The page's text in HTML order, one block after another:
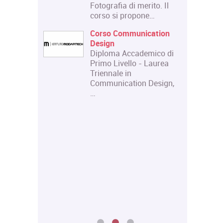
Fotografia di merito. Il
corso si propone…
Corso Communication
Design
Diploma Accademico di
Primo Livello - Laurea
Triennale in
Communication Design,
…